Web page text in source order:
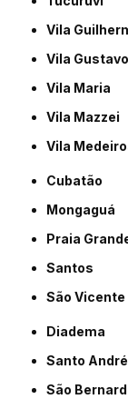
Vila
Vila Gustavo
Vila Maria
Vila Mazzei
Vila
Cubatão
Mongaguá
Praia
Santos
São Vicente
Diadema
Santo André
São